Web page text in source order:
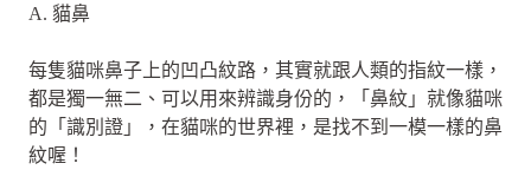
A. 貓鼻
每隻貓咪鼻子上的凹凸紋路，其實就跟人類的指紋一樣，
都是獨一無二、可以用來辨識身份的，「鼻紋」就像貓咪
的「識別證」，在貓咪的世界裡，是找不到一模一樣的鼻
紋喔！